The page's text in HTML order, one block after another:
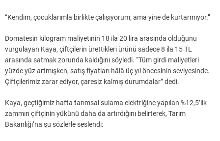
“Kendim, çocuklarımla birlikte çalışıyorum; ama yine de kurtarmıyor.”
Domatesin kilogram maliyetinin 18 ila 20 lira arasında olduğunu
vurgulayan Kaya, çiftçilerin ürettikleri ürünü sadece 8 ila 15 TL
arasında satmak zorunda kaldığını söyledi. “Tüm girdi maliyetleri
yüzde yüz artmışken, satış fiyatları hâlâ üç yıl öncesinin seviyesinde.
Çiftçilerimiz zarar ediyor, çaresiz kalmış durumdalar” dedi.
Kaya, geçtiğimiz hafta tarımsal sulama elektriğine yapılan %12,5’lik
zammın çiftçinin yükünü daha da artırdığını belirterek, Tarım
Bakanlığı’na şu sözlerle seslendi: